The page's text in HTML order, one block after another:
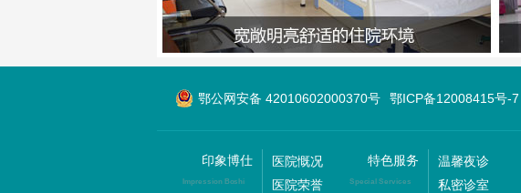
鄂公网安备 42010602000370号 鄂ICP备12008415号-
印象博仕
Impression Boshi
医院慨况
医院荣誉
特色服务
Special Services
温馨夜诊
私密诊室